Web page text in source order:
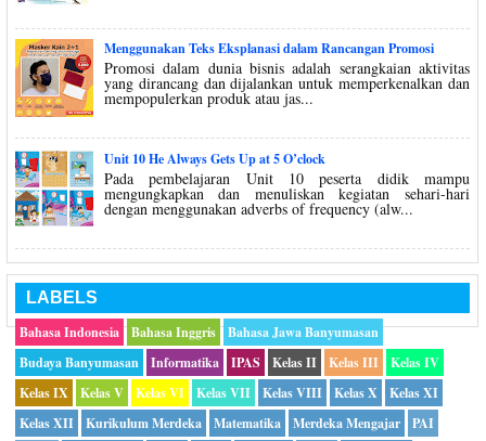
Menggunakan Teks Eksplanasi dalam Rancangan Promosi
Promosi dalam dunia bisnis adalah serangkaian aktivitas
yang dirancang dan dijalankan untuk memperkenalkan dan
mempopulerkan produk atau jas...
Unit 10 He Always Gets Up at 5 O’clock
Pada pembelajaran Unit 10 peserta didik mampu
mengungkapkan dan menuliskan kegiatan sehari-hari
dengan menggunakan adverbs of frequency (alw...
LABELS
Bahasa Indonesia
Bahasa Inggris
Bahasa Jawa Banyumasan
Budaya Banyumasan
Informatika IPAS Kelas II Kelas III
Kelas IV
Kelas IX
Kelas V Kelas VI Kelas VII Kelas VIII Kelas X
Kelas XI
Kelas XII
Kurikulum Merdeka Matematika Merdeka Mengajar PAI